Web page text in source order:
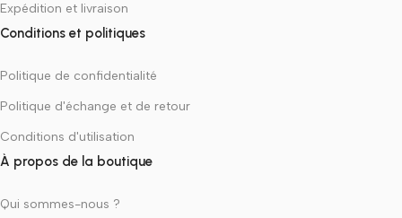
Expédition et livraison
Conditions et politiques
Politique de confidentialité
Politique d'échange et de retour
Conditions d'utilisation
À propos de la boutique
Qui sommes-nous ?